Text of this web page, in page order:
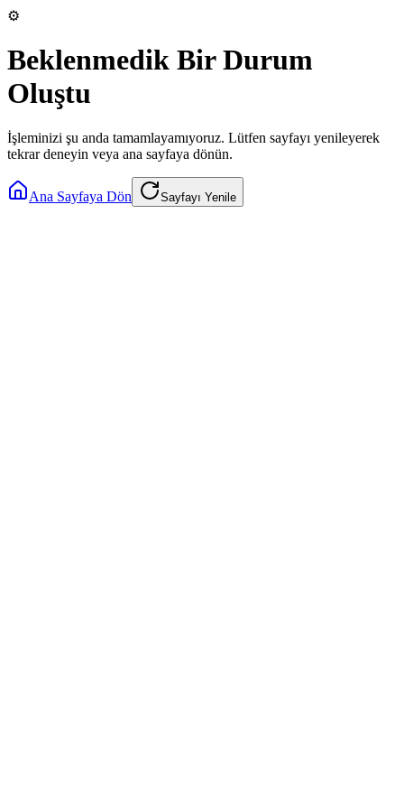
⚙️
Beklenmedik Bir Durum
Oluştu
İşleminizi şu anda tamamlayamıyoruz. Lütfen sayfayı yenileyerek
tekrar deneyin veya ana sayfaya dönün.
Ana Sayfaya Dön Sayfayı Yenile